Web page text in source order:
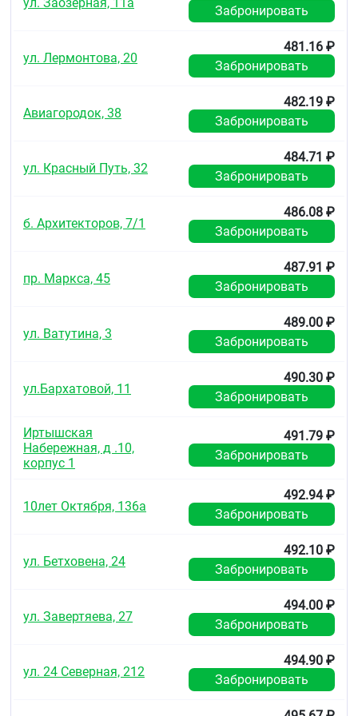
Каждую тубу вместе с инструкцией по применению
Условия хранения
температуре не выше 25 °C.
Хранить в недоступном для детей месте.
Срок годности
Не использовать после истечения срока годности,
указанного на упаковке.
Без рецепта.
Забронировать
ул. Лермонтова, 20
481.16 ₽
Забронировать
Авиагородок, 38
482.19 ₽
Забронировать
ул. Красный Путь, 32
484.71 ₽
Забронировать
б. Архитекторов, 7/1
486.08 ₽
Забронировать
пр. Маркса, 45
487.91 ₽
Забронировать
ул. Ватутина, 3
489.00 ₽
Забронировать
ул.Бархатовой, 11
490.30 ₽
Забронировать
Иртышская
Набережная, д .10,
корпус 1
491.79 ₽
Забронировать
10лет Октября, 136а
492.94 ₽
Забронировать
ул. Бетховена, 24
492.10 ₽
Забронировать
ул. Завертяева, 27
494.00 ₽
Забронировать
ул. 24 Северная, 212
494.90 ₽
Забронировать